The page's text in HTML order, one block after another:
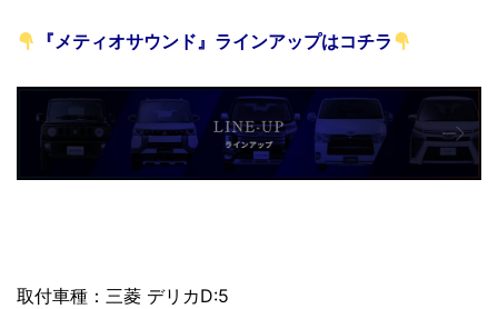
『メティオサウンド』ラインアップはコチラ
取付車種：三菱 デリカD:5